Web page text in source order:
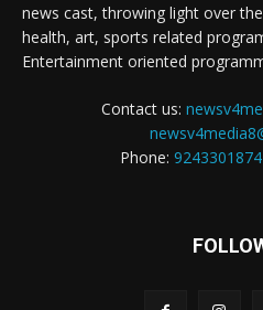
news cast, throwing light over
health, art, sports related
Entertainment oriented
Contact us:
Phone: 9243301874